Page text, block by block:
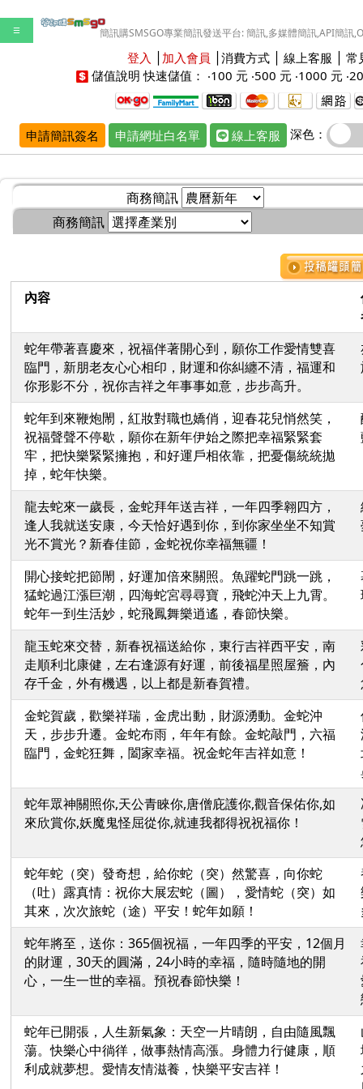
☰ 簡訊購SMSGO專業簡訊發送平台: 簡訊,多媒體簡訊,API簡訊
登入 加入會員 消費方式 線上客服
常
儲值說明 快速儲值： ‧100 元 ‧500 元 ‧1000 元 ‧
申請簡訊簽名 申請網址白名單 線上客服 深色：
商務簡訊
商務簡訊
內容
蛇年帶著喜慶來，祝福伴著開心到，願你工作愛情雙喜
臨門，新朋老友心心相印，財運和你糾纏不清，福運和
你形影不分，祝你吉祥之年事事如意，步步高升。
蛇年到來鞭炮閙，紅妝對職也嬌俏，迎春花兒悄然笑，
祝福聲聲不停歇，願你在新年伊始之際把幸福緊緊套
牢，把快樂緊緊擁抱，和好運戶相依靠，把憂傷統統拋
掉，蛇年快樂。
龍去蛇來一歲長，金蛇拜年送吉祥，一年四季翱四方，
逢人我就送安康，今天恰好遇到你，到你家坐坐不知賞
光不賞光？新春佳節，金蛇祝你幸福無疆！
開心接蛇把節閙，好運加倍來關照。魚躍蛇門跳一跳，
猛蛇過江漲巨潮，四海蛇宮尋尋寶，飛蛇沖天上九霄。
蛇年一到生活妙，蛇飛鳳舞樂逍遙，春節快樂。
龍玉蛇來交替，新春祝福送給你，東行吉祥西平安，南
走順利北康健，左右逢源有好運，前後福星照屋簷，內
存千金，外有機遇，以上都是新春賀禮。
金蛇賀歲，歡樂祥瑞，金虎出動，財源湧動。金蛇沖
天，步步升遷。金蛇布雨，年年有餘。金蛇敲門，六福
臨門，金蛇狂舞，闔家幸福。祝金蛇年吉祥如意！
蛇年眾神關照你,天公青睞你,唐僧庇護你,觀音保佑你,如
來欣賞你,妖魔鬼怪屈從你,就連我都得祝祝福你！
蛇年蛇（突）發奇想，給你蛇（突）然驚喜，向你蛇
（吐）露真情：祝你大展宏蛇（圖），愛情蛇（突）如
其來，次次旅蛇（途）平安！蛇年如願！
蛇年將至，送你：365個祝福，一年四季的平安，12個月
的財運，30天的圓滿，24小時的幸福，隨時隨地的開
心，一生一世的幸福。預祝春節快樂！
蛇年已開張，人生新氣象：天空一片晴朗，自由隨風飄
蕩。快樂心中徜徉，做事熱情高漲。身體力行健康，順
利成就夢想。愛情友情滋養，快樂平安吉祥！